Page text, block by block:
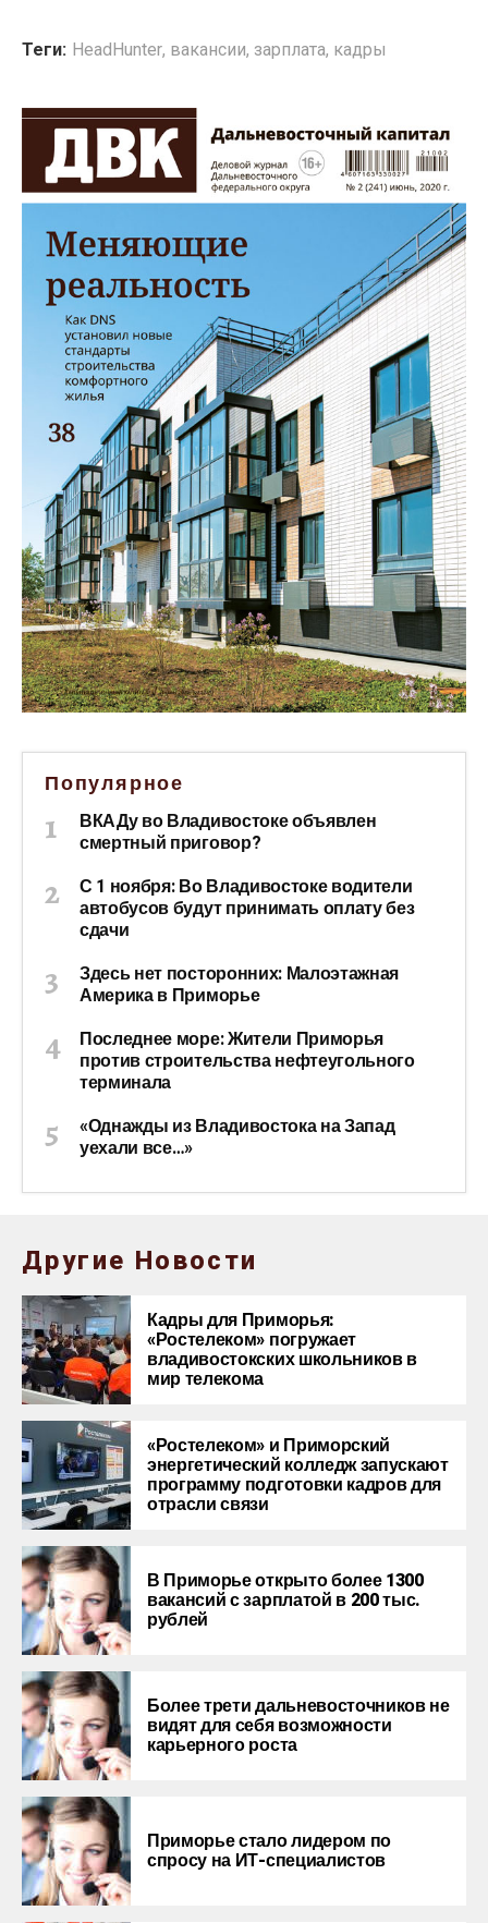
Теги: HeadHunter, вакансии, зарплата, кадры
Популярное
ВКАДу во Владивостоке объявлен
смертный приговор?
С 1 ноября: Во Владивостоке водители
автобусов будут принимать оплату без
сдачи
Здесь нет посторонних: Малоэтажная
Америка в Приморье
Последнее море: Жители Приморья
против строительства нефтеугольного
терминала
«Однажды из Владивостока на Запад
уехали все…»
Другие Новости
Кадры для Приморья:
«Ростелеком» погружает
владивостокских школьников в
мир телекома
«Ростелеком» и Приморский
энергетический колледж запускают
программу подготовки кадров для
отрасли связи
В Приморье открыто более 1300
вакансий с зарплатой в 200 тыс.
рублей
Более трети дальневосточников не
видят для себя возможности
карьерного роста
Приморье стало лидером по
спросу на ИТ-специалистов